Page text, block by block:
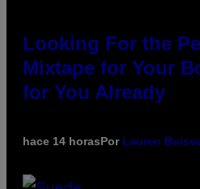
Looking For the
Mixtape for Your
for You Already
hace 14 horasPor Lauren